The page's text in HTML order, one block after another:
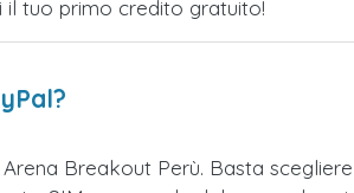
il tuo primo credito gratuito!
Breakout Perù. Basta